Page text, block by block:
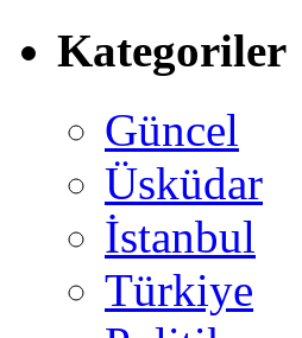
Kategoriler
Güncel
Üsküdar
İstanbul
Türkiye